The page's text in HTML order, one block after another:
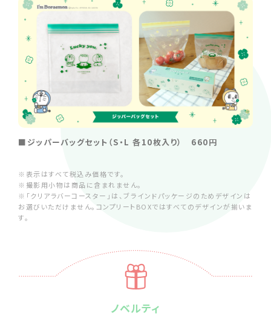
■ジッパーバッグセット（S・L 各10枚入り） 660円
※表示はすべて税込み価格です。
※撮影用小物は商品に含まれません。
※「クリアラバーコースター」は、ブラインドパッケージのためデザインは
お選びいただけません。コンプリートBOXではすべてのデザインが揃いま
す。
ノベルティ